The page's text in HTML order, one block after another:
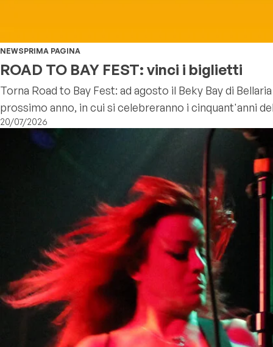
NEWSPRIMA PAGINA
ROAD TO BAY FEST: vinci i biglietti
Torna Road to Bay Fest: ad agosto il Beky Bay di
prossimo anno, in cui si celebreranno i cinquant'anni
The Get Up Kids
20/07/2026